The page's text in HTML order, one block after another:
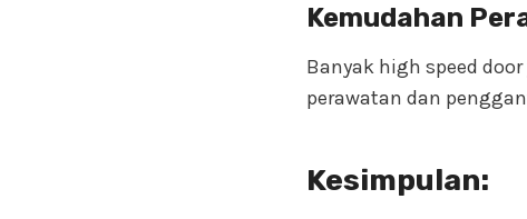
Kemudahan
Banyak high speed
perawatan dan
Kesimpulan: